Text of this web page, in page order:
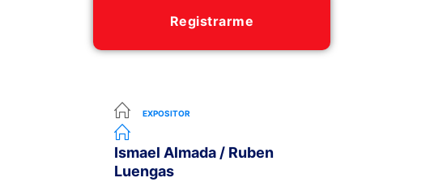
Registrarme
EXPOSITOR
Ismael Almada / Ruben
Luengas